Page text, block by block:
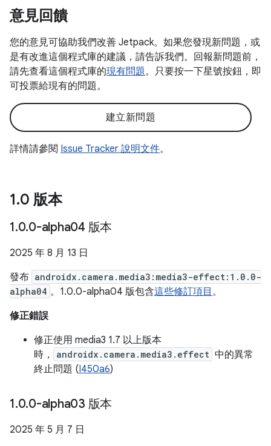
意見回饋
您的意見可協助我們改善 Jetpack。如果您發現新問題，或
是有改進這個程式庫的建議，請告訴我們。回報新問題前，
請先查看這個程式庫的現有問題。只要按一下星號按鈕，即
可投票給現有的問題。
建立新問題
詳情請參閱 Issue Tracker 說明文件。
1.0 版本
1.0.0-alpha04 版本
2025 年 8 月 13 日
發布 androidx.camera.media3:media3-effect:1.0.0-
alpha04 。1.0.0-alpha04 版包含這些修訂項目 。
修正錯誤
修正使用 media3 1.7 以上版本
時，
androidx.camera.media3.effect 中的異常
終止問題 (I450a6)
1.0.0-alpha03 版本
2025 年 5 月 7 日